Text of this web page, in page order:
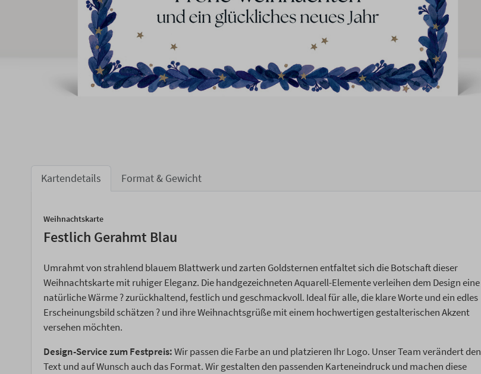
Kartendetails Format & Gewicht
Weihnachtskarte
Festlich Gerahmt Blau
Umrahmt von strahlend blauem Blattwerk und zarten Goldsternen entfaltet sich die Botschaft dieser
Weihnachtskarte mit ruhiger Eleganz. Die handgezeichneten Aquarell-Elemente verleihen dem Design eine
natürliche Wärme ? zurückhaltend, festlich und geschmackvoll. Ideal für alle, die klare Worte und ein edles
Erscheinungsbild schätzen ? und ihre Weihnachtsgrüße mit einem hochwertigen gestalterischen Akzent
versehen möchten.
Design-Service zum Festpreis:Wir passen die Farbe an und platzieren Ihr Logo. Unser Team verändert den
Text und auf Wunsch auch das Format. Wir gestalten den passenden Karteneindruck und machen diese